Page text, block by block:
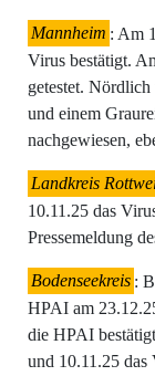
Mannheim : Am
Virus bestätigt.
getestet.
und einem
nachgewiesen,
Landkreis
10.11.25 das
Pressemeldung
Bodenseekreis :
HPAI am
die HPAI
und 10.11.25